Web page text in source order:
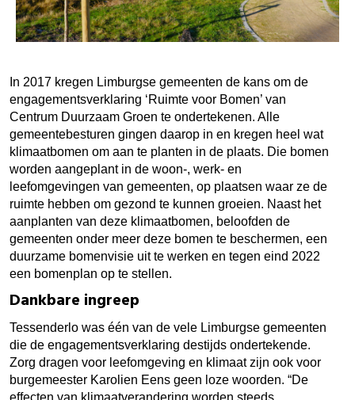
In 2017 kregen Limburgse gemeenten de kans om de
engagementsverklaring ‘Ruimte voor Bomen’ van
Centrum Duurzaam Groen te ondertekenen. Alle
gemeentebesturen gingen daarop in en kregen heel wat
klimaatbomen om aan te planten in de plaats. Die bomen
worden aangeplant in de woon-, werk- en
leefomgevingen van gemeenten, op plaatsen waar ze de
ruimte hebben om gezond te kunnen groeien. Naast het
aanplanten van deze klimaatbomen, beloofden de
gemeenten onder meer deze bomen te beschermen, een
duurzame bomenvisie uit te werken en tegen eind 2022
een bomenplan op te stellen.
Dankbare ingreep
Tessenderlo was één van de vele Limburgse gemeenten
die de engagementsverklaring destijds ondertekende.
Zorg dragen voor leefomgeving en klimaat zijn ook voor
burgemeester Karolien Eens geen loze woorden. “De
effecten van klimaatverandering worden steeds